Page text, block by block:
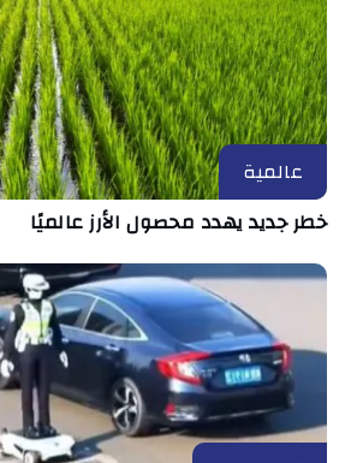
عالمية
خطر جديد يهدد محصول الأرز عالميًا